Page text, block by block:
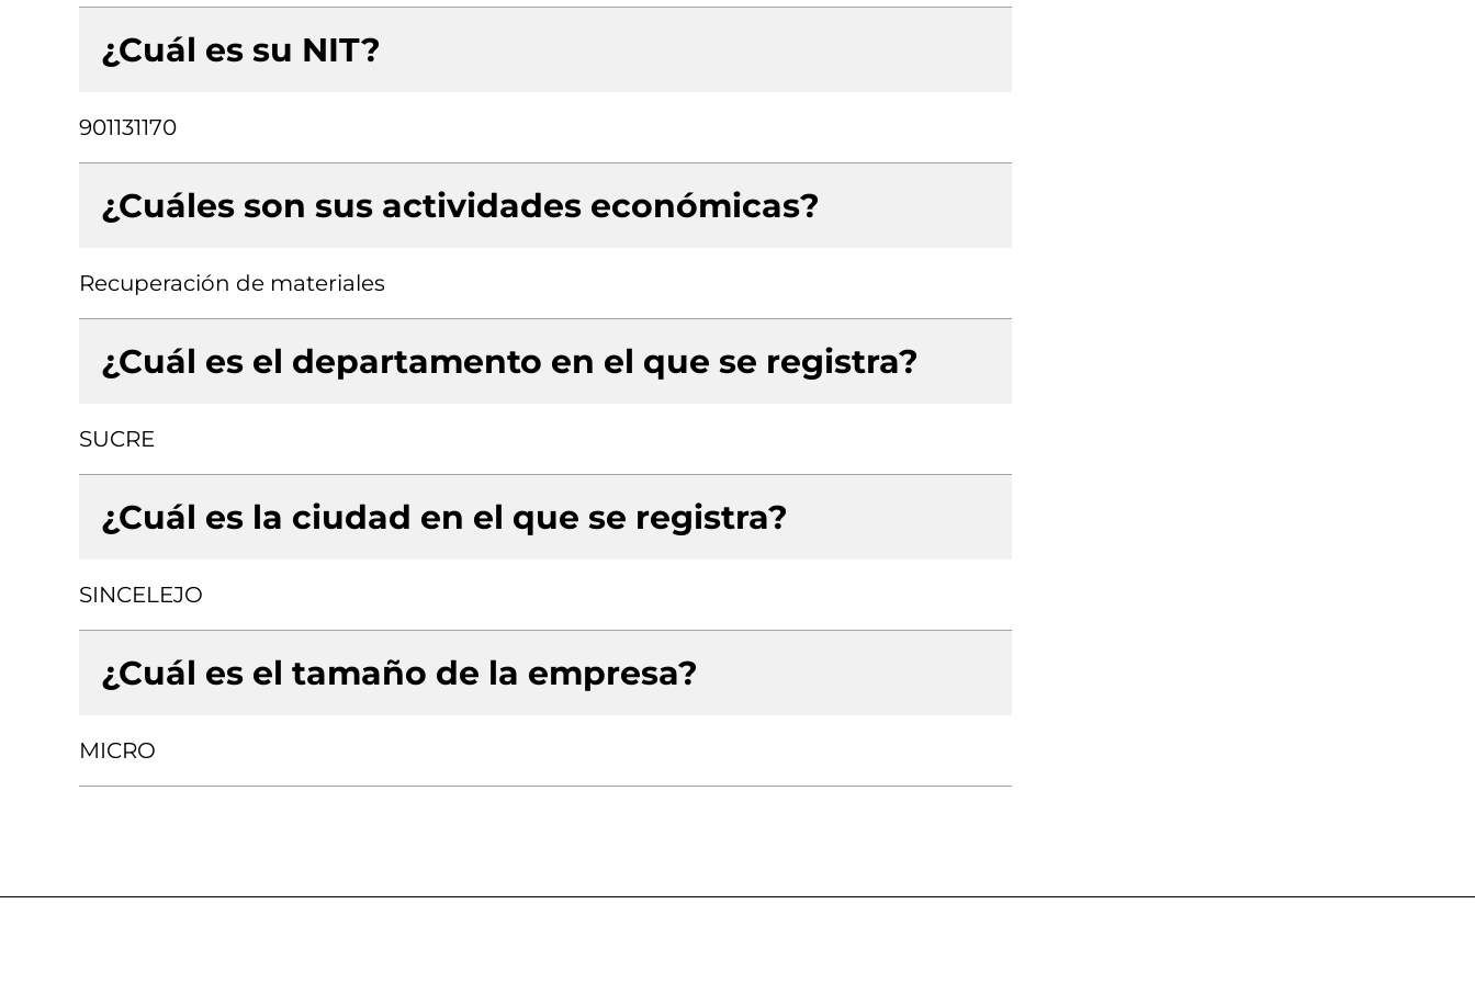
¿Cuál es su NIT?
901131170
¿Cuáles son sus actividades económicas?
Recuperación de materiales
¿Cuál es el departamento en el que se registra?
SUCRE
¿Cuál es la ciudad en el que se registra?
SINCELEJO
¿Cuál es el tamaño de la empresa?
MICRO